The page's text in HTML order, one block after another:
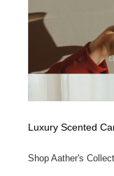
Luxury Scented
Shop Aather's